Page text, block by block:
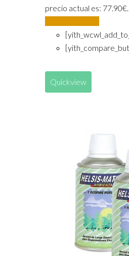
precio actual es: 77.90€.
Quickview